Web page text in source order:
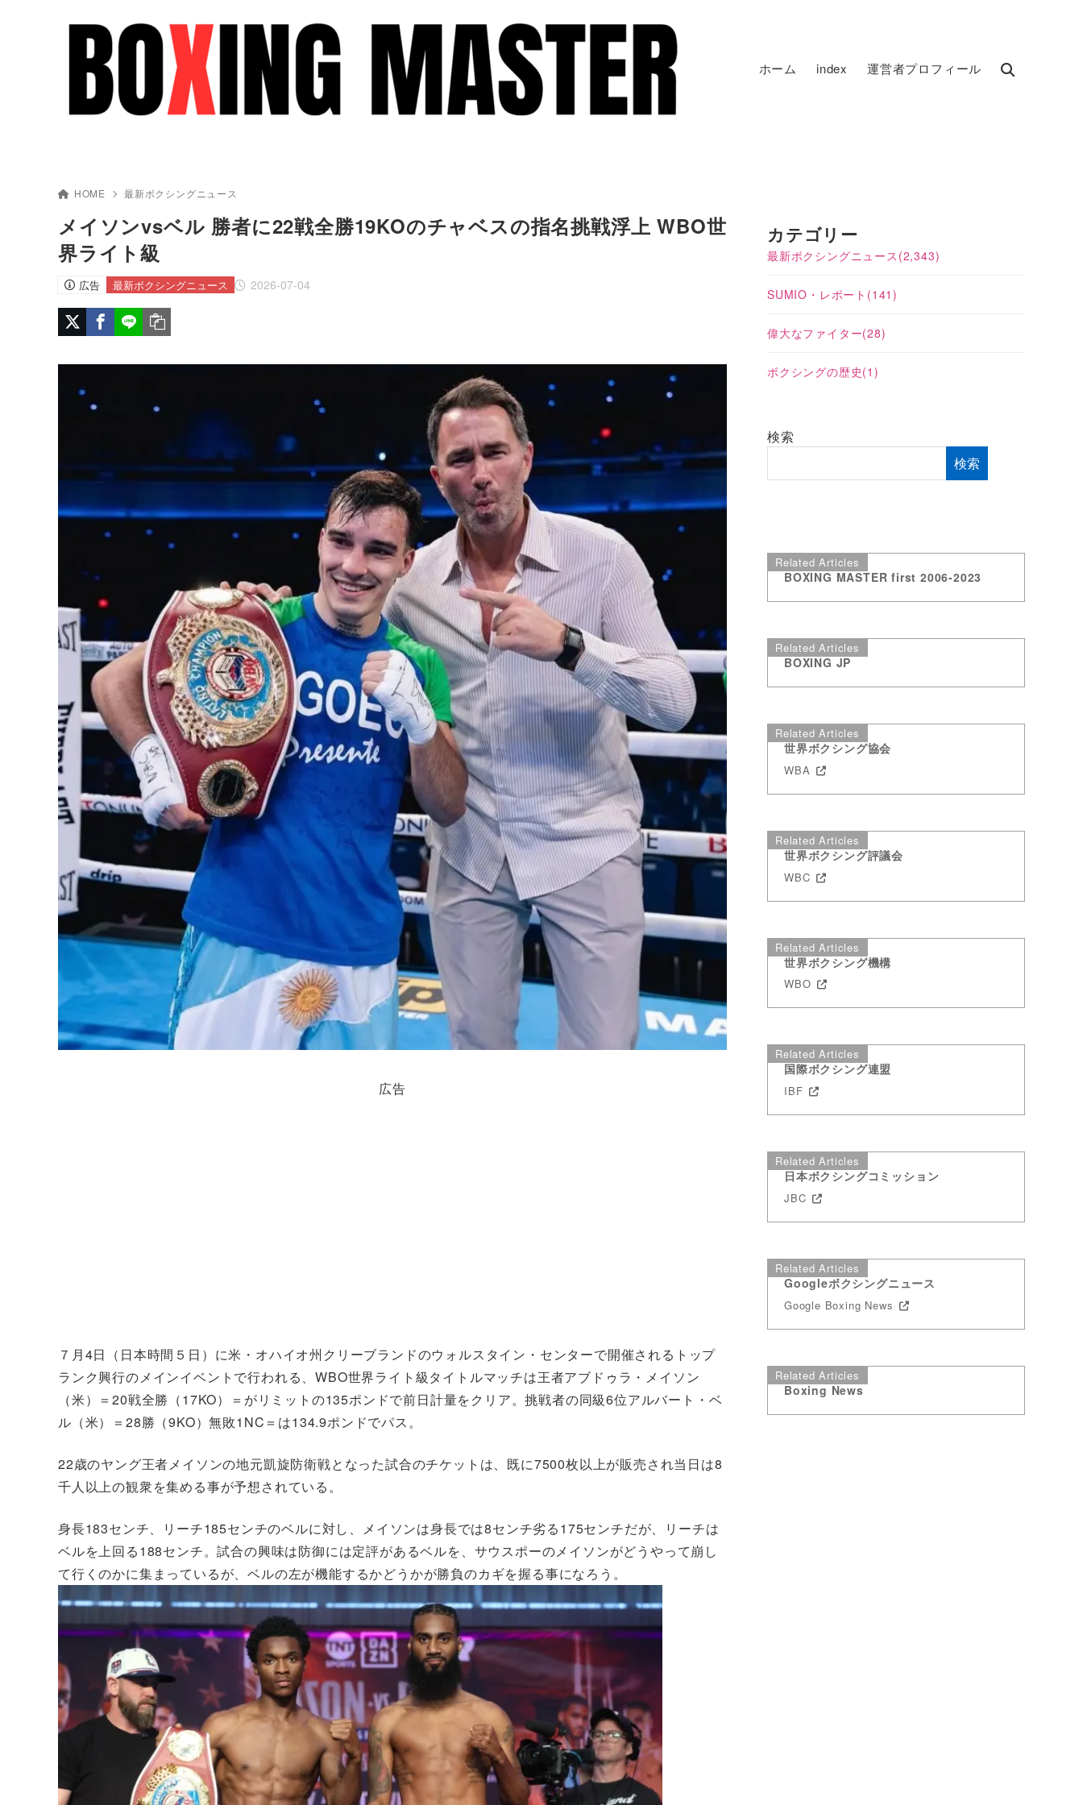
ホーム index 運営者プロフィール
HOME 最新ボクシングニュース
メイソンvsベル 勝者に22戦全勝19KOのチャベスの指名挑戦浮上 WBO世
界ライト級
広告 2026-07-04
最新ボクシングニュース
広告
７月4日（日本時間５日）に米・オハイオ州クリーブランドのウォルスタイン・センターで開催されるトップ
ランク興行のメインイベントで行われる、WBO世界ライト級タイトルマッチは王者アブドゥラ・メイソン
（米）＝20戦全勝（17KO）＝がリミットの135ポンドで前日計量をクリア。挑戦者の同級6位アルバート・ベ
ル（米）＝28勝（9KO）無敗1NC＝は134.9ポンドでパス。
22歳のヤング王者メイソンの地元凱旋防衛戦となった試合のチケットは、既に7500枚以上が販売され当日は8
千人以上の観衆を集める事が予想されている。
身長183センチ、リーチ185センチのベルに対し、メイソンは身長では8センチ劣る175センチだが、リーチは
ベルを上回る188センチ。試合の興味は防御には定評があるベルを、サウスポーのメイソンがどうやって崩し
て行くのかに集まっているが、ベルの左が機能するかどうかが勝負のカギを握る事になろう。
カテゴリー
最新ボクシングニュース (2,343)
SUMIO・レポート (141)
偉大なファイター(28)
ボクシングの歴史(1)
検索
検索
Related Articles
BOXING MASTER first 2006-2023
Related Articles
BOXING JP
Related Articles
世界ボクシング協会
WBA
Related Articles
世界ボクシング評議会
WBC
Related Articles
世界ボクシング機構
WBO
Related Articles
国際ボクシング連盟
IBF
Related Articles
日本ボクシングコミッション
JBC
Related Articles
Googleボクシングニュース
Google Boxing News
Related Articles
Boxing News